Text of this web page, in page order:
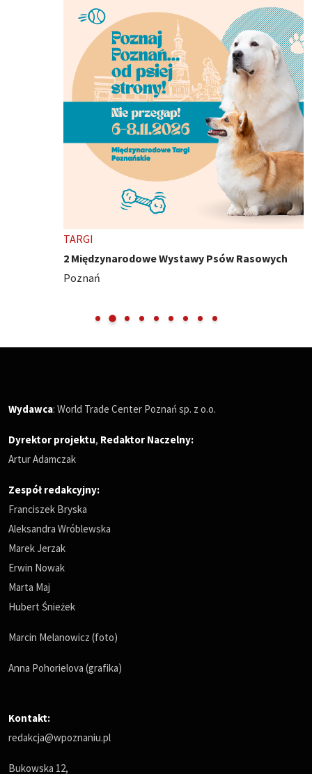
2 Międzynarodowe Wystawy Psów Rasowych
Wydawca: World Trade Center Poznań sp. z o.o.
Dyrektor projektu, Redaktor Naczelny:
Artur Adamczak
Zespół redakcyjny:
Franciszek Bryska
Aleksandra Wróblewska
Marek Jerzak
Erwin Nowak
Marta Maj
Hubert Śnieżek
Marcin Melanowicz (foto)
Anna Pohorielova (grafika)
Kontakt:
redakcja@wpoznaniu.pl
Bukowska 12,